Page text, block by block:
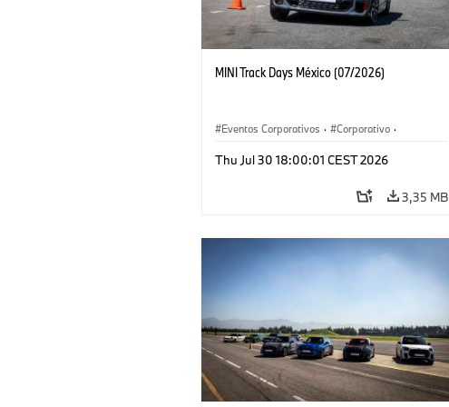
MINI Track Days México (07/2026)
Eventos Corporativos · Corporativo ·
Thu Jul 30 18:00:01 CEST 2026
3,35 MB